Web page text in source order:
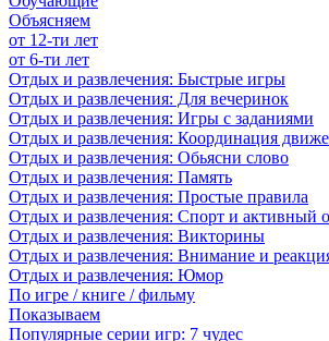
Объясняем
от 12-ти лет
от 6-ти лет
Отдых и развлечения: Быстрые игры
Отдых и развлечения: Для вечеринок
Отдых и развлечения: Игры с заданиями
Отдых и развлечения: Координация
Отдых и развлечения: Обьясни слово
Отдых и развлечения: Память
Отдых и развлечения: Простые правила
Отдых и развлечения: Спорт и активный
Отдых и развлечения: Викторины
Отдых и развлечения: Внимание и
Отдых и развлечения: Юмор
По игре / книге / фильму
Показываем
Популярные серии игр: 7 чудес